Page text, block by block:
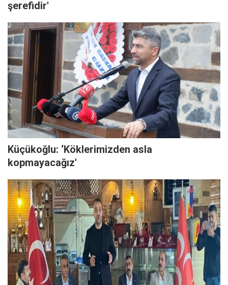
şerefidir'
Küçükoğlu: ‘Köklerimizden asla
kopmayacağız'